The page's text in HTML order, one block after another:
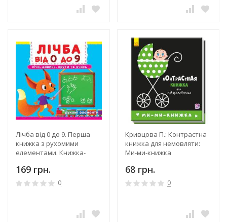
Лічба від 0 до 9. Перша
книжка з рухомими
елементами. Книжка-
169 грн.
0
Кривцова П.: Контрастна
книжка для немовляти:
Ми-ми-книжка
68 грн.
0